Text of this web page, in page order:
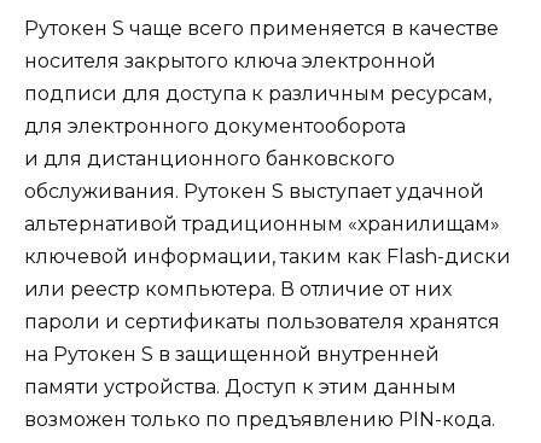
Рутокен S чаще всего применяется в качестве
носителя закрытого ключа электронной
подписи для доступа к различным ресурсам,
для электронного документооборота
и для дистанционного банковского
обслуживания. Рутокен S выступает удачной
альтернативой традиционным «хранилищам»
ключевой информации, таким как Flash-диски
или реестр компьютера. В отличие от них
пароли и сертификаты пользователя хранятся
на Рутокен S в защищенной внутренней
памяти устройства. Доступ к этим данным
возможен только по предъявлению PIN-кода.